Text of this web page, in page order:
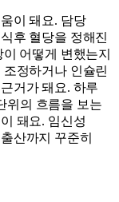
이 돼요. 담당
후 혈당을 정해진
어떻게 변했는지
정하거나 인슐린
거가 돼요. 하루
위의 흐름을 보는
돼요. 임신성
산까지 꾸준히